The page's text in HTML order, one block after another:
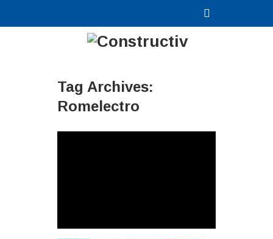
Tag Archives:
Romelectro